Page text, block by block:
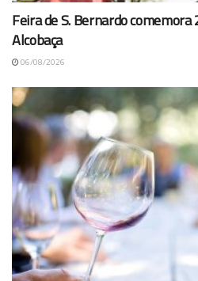
Feira de S. Bernardo comemora
Alcobaça
06/08/2026